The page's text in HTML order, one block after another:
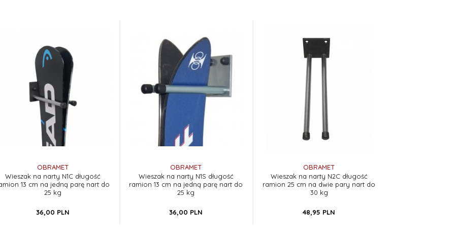
OBRAMET
Wieszak na narty N1C długość
13 cm na jedną parę nart do
25 kg
36,00 PLN
OBRAMET
Wieszak na narty N1S długość
ramion 13 cm na jedną parę nart do
25 kg
36,00 PLN
OBRAMET
Wieszak na narty N2C długość
ramion 25 cm na dwie pary nart do
30 kg
48,95 PLN